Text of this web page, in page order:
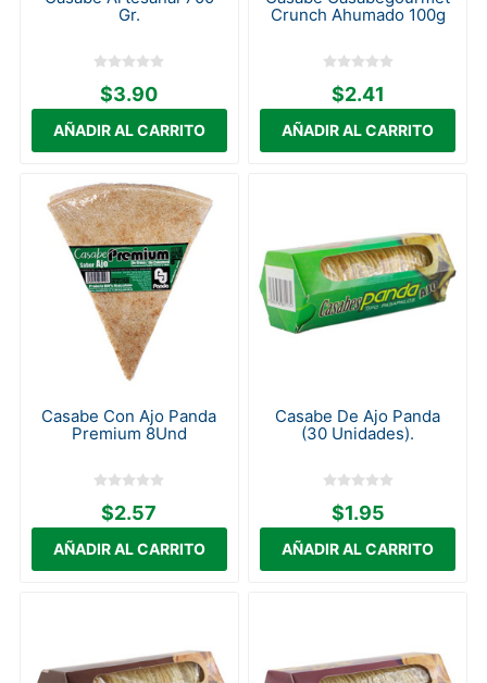
Gr.
$3.90
Crunch Ahumado 100g
$2.41
Casabe Con Ajo Panda
Premium 8Und
$2.57
Casabe De Ajo Panda
(30 Unidades).
$1.95